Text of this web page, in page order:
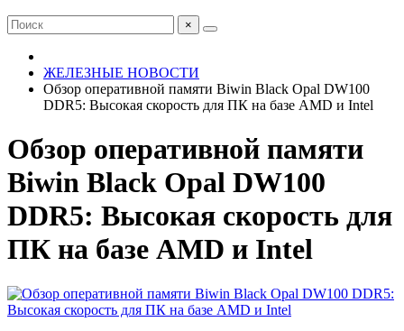
×
ЖЕЛЕЗНЫЕ НОВОСТИ
Обзор оперативной памяти Biwin Black Opal DW100
DDR5: Высокая скорость для ПК на базе AMD и Intel
Обзор оперативной памяти
Biwin Black Opal DW100
DDR5: Высокая скорость для
ПК на базе AMD и Intel